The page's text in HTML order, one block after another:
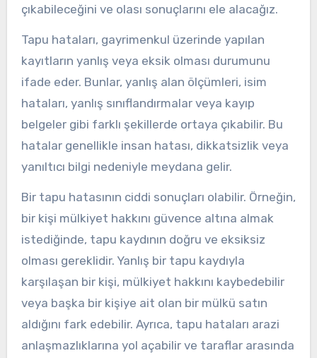
çıkabileceğini ve olası sonuçlarını ele alacağız.
Tapu hataları, gayrimenkul üzerinde yapılan
kayıtların yanlış veya eksik olması durumunu
ifade eder. Bunlar, yanlış alan ölçümleri, isim
hataları, yanlış sınıflandırmalar veya kayıp
belgeler gibi farklı şekillerde ortaya çıkabilir. Bu
hatalar genellikle insan hatası, dikkatsizlik veya
yanıltıcı bilgi nedeniyle meydana gelir.
Bir tapu hatasının ciddi sonuçları olabilir. Örneğin,
bir kişi mülkiyet hakkını güvence altına almak
istediğinde, tapu kaydının doğru ve eksiksiz
olması gereklidir. Yanlış bir tapu kaydıyla
karşılaşan bir kişi, mülkiyet hakkını kaybedebilir
veya başka bir kişiye ait olan bir mülkü satın
aldığını fark edebilir. Ayrıca, tapu hataları arazi
anlaşmazlıklarına yol açabilir ve taraflar arasında